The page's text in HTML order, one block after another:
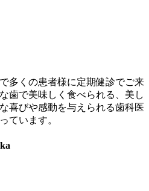
多くの患者様に定期健診でご来
歯で美味しく食べられる、美し
喜びや感動を与えられる歯科医
ています。